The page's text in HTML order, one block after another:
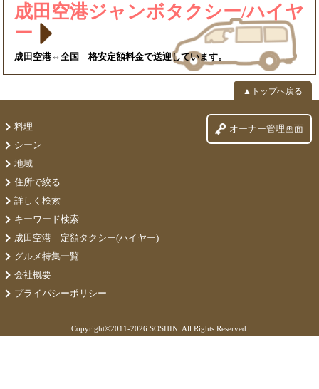
成田空港ジャンボタクシー/ハイヤ
ー
成田空港⇔全国 格安定額料金で送迎しています。
▲トップへ戻る
料理
シーン
地域
住所で絞る
詳しく検索
キーワード検索
成田空港 定額タクシー(ハイヤー)
グルメ特集一覧
会社概要
プライバシーポリシー
オーナー管理画面
Copyright©2011-2026 SOSHIN. All Rights Reserved.